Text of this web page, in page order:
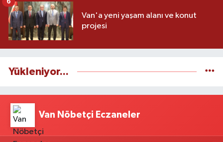
Van'a yeni yaşam alanı ve konut
projesi
Yükleniyor...
Van Nöbetçi Eczaneler